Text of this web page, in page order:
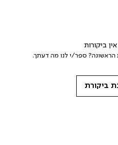
ביקורות
הראשונה? ספר/י לנו מה דעתך.
ביקורת